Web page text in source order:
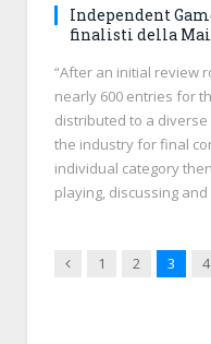
Independent
finalisti della
“After an initial review
nearly 600 entries for
distributed to a
the industry for final
individual category
playing, discussing
Previous
1 2 3 4